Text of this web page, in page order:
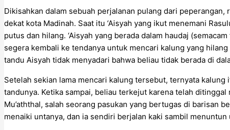
Dikisahkan dalam sebuah perjalanan pulang dari
dekat kota Madinah. Saat itu ‘Aisyah yang ikut menemani
putus dan hilang. ‘Aisyah yang berada dalam haudaj
segera kembali ke tendanya untuk mencari kalung yang
tandu Aisyah tidak menyadari bahwa beliau tidak berada di
Setelah sekian lama mencari kalung tersebut, ternyata kalung
tandunya. Ketika sampai, beliau terkejut karena telah
Mu’aththal, salah seorang pasukan yang bertugas di barisan
menaiki untanya, dan ia sendiri berjalan kaki sambil menuntun